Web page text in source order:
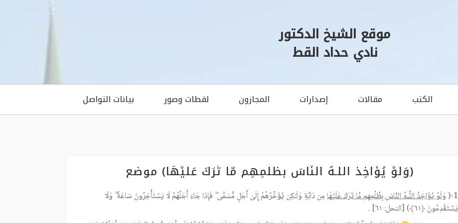
موقع الشيخ الدكتور
نادي حداد القط
الكتب مقالات إصدارات المجازون لقطات وصور بيانات التواصل
(وَلَوْ يُؤَاخِذُ اللَّـهُ النَّاسَ بِظُلْمِهِم مَّا تَرَكَ عَلَيْهَا) موضع
1-( وَلَوْ يُؤَاخِذُ اللَّـهُ النَّاسَ بِظُلْمِهِم مَّا تَرَكَ عَلَيْهَامِن دَابَّةٍ وَلَـٰكِن يُؤَخِّرُهُمْ إِلَىٰ أَجَلٍ مُّسَمًّى ۖ فَإِذَا جَاءَ أَجَلُهُمْ لَا يَسْتَأْخِرُونَ سَاعَةً ۖ وَلَا
يَسْتَقْدِمُونَ ﴿٦١﴾) [النحل: ٦١] .